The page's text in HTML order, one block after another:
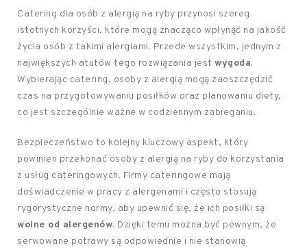
Catering dla osób z alergią na ryby przynosi szereg
istotnych korzyści, które mogą znacząco wpłynąć na jakość
życia osób z takimi alergiami. Przede wszystkim, jednym z
największych atutów tego rozwiązania jest wygoda.
Wybierając catering, osoby z alergią mogą zaoszczędzić
czas na przygotowywaniu posiłków oraz planowaniu diety,
co jest szczególnie ważne w codziennym zabieganiu.
Bezpieczeństwo to kolejny kluczowy aspekt, który
powinien przekonać osoby z alergią na ryby do korzystania
z usług cateringowych. Firmy cateringowe mają
doświadczenie w pracy z alergenami i często stosują
rygorystyczne normy, aby upewnić się, że ich posiłki są
wolne od alergenów. Dzięki temu można być pewnym, że
serwowane potrawy są odpowiednie i nie stanowią